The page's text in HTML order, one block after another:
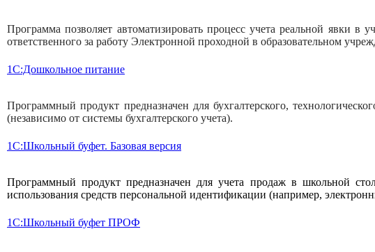
Программа позволяет автоматизировать процесс учета реальной явки в
ответственного за работу Электронной проходной в образовательном
1C:Дошкольное питание
Программный продукт предназначен для бухгалтерского,
(независимо от системы бухгалтерского учета).
1С:Школьный буфет. Базовая версия
Программный продукт предназначен для учета продаж в школьной
использования средств персональной идентификации (например,
1С:Школьный буфет ПРОФ